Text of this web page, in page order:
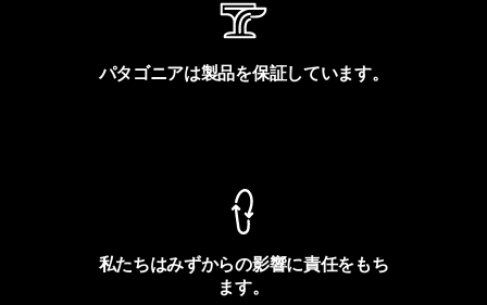
パタゴニアは製品を保証しています。
私たちはみずからの影響に責任をもち
ます。